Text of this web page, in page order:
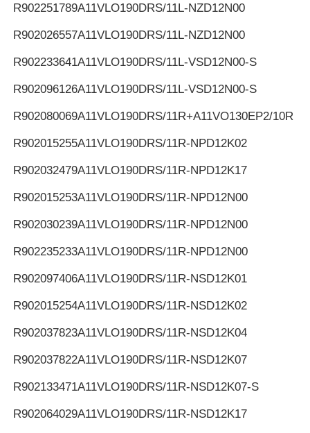
R902251789A11VLO190DRS/11L-NZD12N00
R902026557A11VLO190DRS/11L-NZD12N00
R902233641A11VLO190DRS/11L-VSD12N00-S
R902096126A11VLO190DRS/11L-VSD12N00-S
R902080069A11VLO190DRS/11R+A11VO130EP2/10R
R902015255A11VLO190DRS/11R-NPD12K02
R902032479A11VLO190DRS/11R-NPD12K17
R902015253A11VLO190DRS/11R-NPD12N00
R902030239A11VLO190DRS/11R-NPD12N00
R902235233A11VLO190DRS/11R-NPD12N00
R902097406A11VLO190DRS/11R-NSD12K01
R902015254A11VLO190DRS/11R-NSD12K02
R902037823A11VLO190DRS/11R-NSD12K04
R902037822A11VLO190DRS/11R-NSD12K07
R902133471A11VLO190DRS/11R-NSD12K07-S
R902064029A11VLO190DRS/11R-NSD12K17